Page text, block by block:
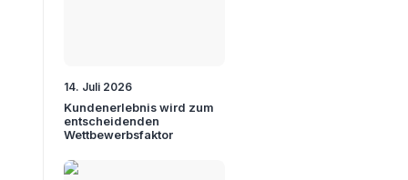
14. Juli 2026
Kundenerlebnis wird zum
entscheidenden
Wettbewerbsfaktor